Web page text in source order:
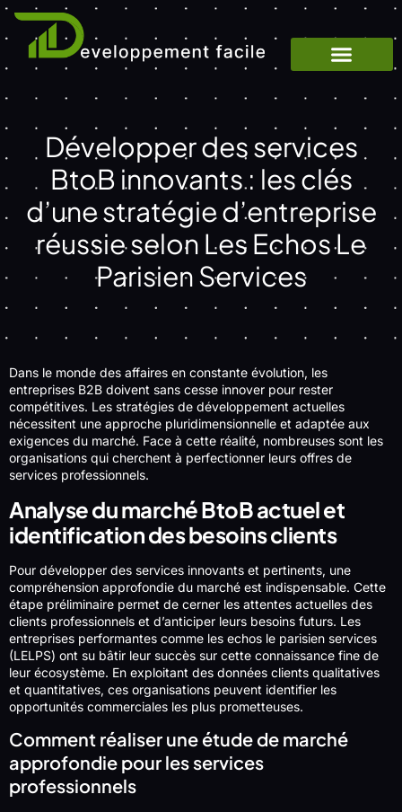
Développer des services
BtoB innovants : les clés
d’une stratégie d’entreprise
réussie selon Les Echos Le
Parisien Services
Dans le monde des affaires en constante évolution, les
entreprises B2B doivent sans cesse innover pour rester
compétitives. Les stratégies de développement actuelles
nécessitent une approche pluridimensionnelle et adaptée aux
exigences du marché. Face à cette réalité, nombreuses sont les
organisations qui cherchent à perfectionner leurs offres de
services professionnels.
Analyse du marché BtoB actuel et
identification des besoins clients
Pour développer des services innovants et pertinents, une
compréhension approfondie du marché est indispensable. Cette
étape préliminaire permet de cerner les attentes actuelles des
clients professionnels et d’anticiper leurs besoins futurs. Les
entreprises performantes comme les echos le parisien services
(LELPS) ont su bâtir leur succès sur cette connaissance fine de
leur écosystème. En exploitant des données clients qualitatives
et quantitatives, ces organisations peuvent identifier les
opportunités commerciales les plus prometteuses.
Comment réaliser une étude de marché
approfondie pour les services
professionnels